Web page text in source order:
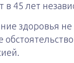
в 45 лет
здоровья